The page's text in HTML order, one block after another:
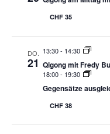
CHF 35
DO.
21
13:30- 14:30
Qigong mit Fredy
18:00- 19:30
Gegensätze
CHF 38